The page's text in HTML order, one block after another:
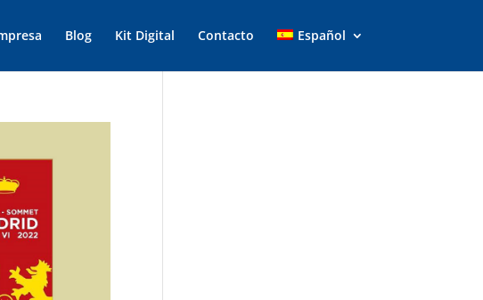
Blog Kit Digital Contacto Español